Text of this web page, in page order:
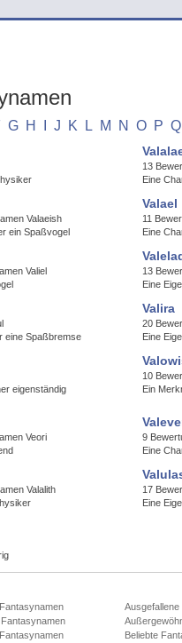
G H J K L M N O P Q
13
Eine
Valaeish
ein Spaßvogel
Valael
11
Eine
Valiel
13
Eine
eine Spaßbremse
Valira
20
Eine
eigenständig
10
Ein
Veori
9
Eine
Valalith
17
Eine
Beliebte